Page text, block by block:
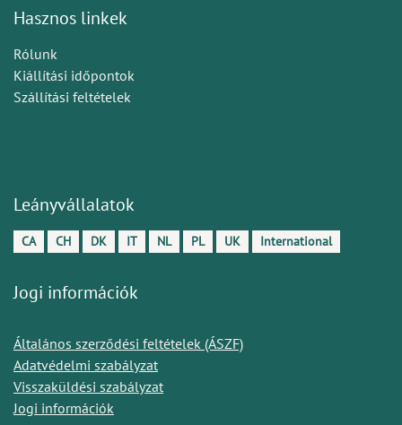
Hasznos linkek
Rólunk
Kiállítási időpontok
Szállítási feltételek
Leányvállalatok
CA CH DK IT NL PL UK International
Jogi információk
Általános szerződési feltételek (ÁSZF)
Adatvédelmi szabályzat
Visszaküldési szabályzat
Jogi információk